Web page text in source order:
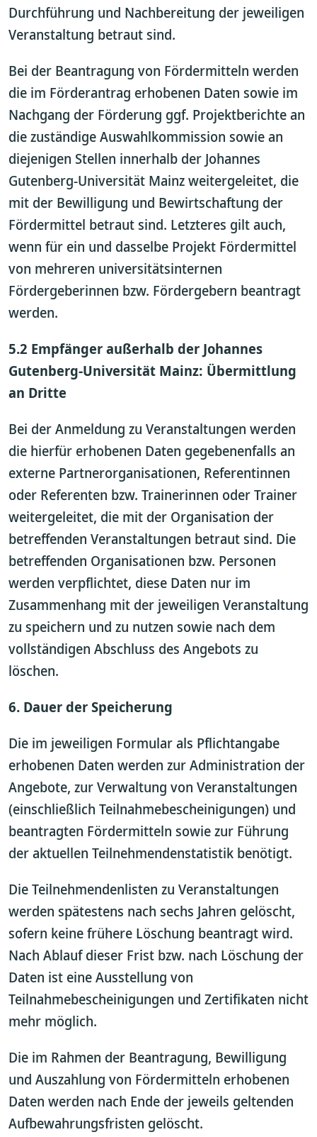
Durchführung und Nachbereitung der jeweiligen
Veranstaltung betraut sind.
Bei der Beantragung von Fördermitteln werden
die im Förderantrag erhobenen Daten sowie im
Nachgang der Förderung ggf. Projektberichte an
die zuständige Auswahlkommission sowie an
diejenigen Stellen innerhalb der Johannes
Gutenberg-Universität Mainz weitergeleitet, die
mit der Bewilligung und Bewirtschaftung der
Fördermittel betraut sind. Letzteres gilt auch,
wenn für ein und dasselbe Projekt Fördermittel
von mehreren universitätsinternen
Fördergeberinnen bzw. Fördergebern beantragt
werden.
5.2 Empfänger außerhalb der Johannes
Gutenberg-Universität Mainz: Übermittlung
an Dritte
Bei der Anmeldung zu Veranstaltungen werden
die hierfür erhobenen Daten gegebenenfalls an
externe Partnerorganisationen, Referentinnen
oder Referenten bzw. Trainerinnen oder Trainer
weitergeleitet, die mit der Organisation der
betreffenden Veranstaltungen betraut sind. Die
betreffenden Organisationen bzw. Personen
werden verpflichtet, diese Daten nur im
Zusammenhang mit der jeweiligen Veranstaltung
zu speichern und zu nutzen sowie nach dem
vollständigen Abschluss des Angebots zu
löschen.
6. Dauer der Speicherung
Die im jeweiligen Formular als Pflichtangabe
erhobenen Daten werden zur Administration der
Angebote, zur Verwaltung von Veranstaltungen
(einschließlich Teilnahmebescheinigungen) und
beantragten Fördermitteln sowie zur Führung
der aktuellen Teilnehmendenstatistik benötigt.
Die Teilnehmendenlisten zu Veranstaltungen
werden spätestens nach sechs Jahren gelöscht,
sofern keine frühere Löschung beantragt wird.
Nach Ablauf dieser Frist bzw. nach Löschung der
Daten ist eine Ausstellung von
Teilnahmebescheinigungen und Zertifikaten nicht
mehr möglich.
Die im Rahmen der Beantragung, Bewilligung
und Auszahlung von Fördermitteln erhobenen
Daten werden nach Ende der jeweils geltenden
Aufbewahrungsfristen gelöscht.